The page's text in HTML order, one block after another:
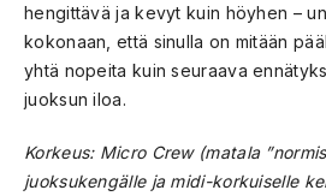
hengittävä ja kevyt kuin höyhen –
kokonaan, että sinulla on mitään
yhtä nopeita kuin seuraava
juoksun iloa.
Korkeus: Micro Crew (matala
juoksukengälle ja midi-korkuiselle